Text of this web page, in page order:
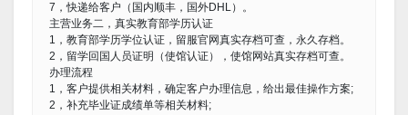
7，快递给客户（国内顺丰，国外DHL）。
主营业务二，真实教育部学历认证
1，教育部学历学位认证，留服官网真实存档可查，永久存档。
2，留学回国人员证明（使馆认证），使馆网站真实存档可查。
办理流程
1，客户提供相关材料，确定客户办理信息，给出最佳操作方案;
2，补充毕业证成绩单等相关材料;